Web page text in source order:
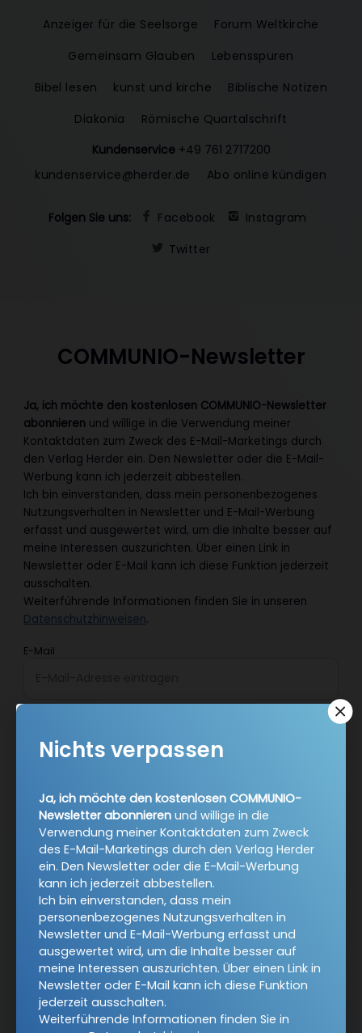
Anzeiger für die Seelsorge
Forum Weltkirche
Gemeinsam Glauben
Lebensspuren
Bibel lesen
kunst und kirche
Biblische Notizen
Diakonia
Römische Quartalschrift
Kundenservice +49 761 2717200
kundenservice@herder.de
Abo online kündigen
Folgen Sie uns: Facebook
Instagram
Twitter
COMMUNIO-Newsletter
Ja, ich möchte den kostenlosen COMMUNIO-Newsletter
abonnieren und willige in die Verwendung meiner
Kontaktdaten zum Zweck des E-Mail-Marketings durch
den Verlag Herder ein. Den Newsletter oder die E-Mail-
Werbung kann ich jederzeit abbestellen.
Ich bin einverstanden, dass mein personenbezogenes
Nutzungsverhalten in Newsletter und E-Mail-Werbung
erfasst und ausgewertet wird, um die Inhalte besser auf
meine Interessen auszurichten. Über einen Link in
Newsletter oder E-Mail kann ich diese Funktion jederzeit
ausschalten.
Weiterführende Informationen finden Sie in unseren
Datenschutzhinweisen.
E-Mail
AGB und Widerrufsbelehrung
Datenschutz
Barrierefreiheit
Impressum
Vertrag widerrufen
Abo online kündigen
Nichts verpassen
Ja, ich möchte den kostenlosen COMMUNIO-
Newsletter abonnieren und willige in die
Verwendung meiner Kontaktdaten zum Zweck
des E-Mail-Marketings durch den Verlag Herder
ein. Den Newsletter oder die E-Mail-Werbung
kann ich jederzeit abbestellen.
Ich bin einverstanden, dass mein
personenbezogenes Nutzungsverhalten in
Newsletter und E-Mail-Werbung erfasst und
ausgewertet wird, um die Inhalte besser auf
meine Interessen auszurichten. Über einen Link in
Newsletter oder E-Mail kann ich diese Funktion
jederzeit ausschalten.
Weiterführende Informationen finden Sie in